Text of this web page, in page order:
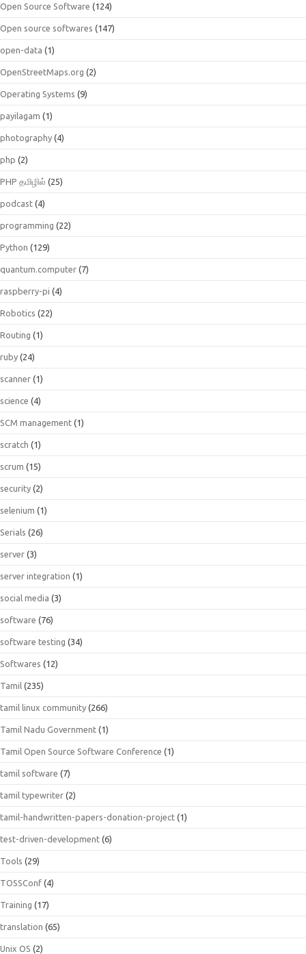
Open Source Software (124)
Open source softwares (147)
open-data (1)
OpenStreetMaps.org (2)
Operating Systems (9)
payilagam (1)
photography (4)
php (2)
PHP தமிழில் (25)
podcast (4)
programming (22)
Python (129)
quantum.computer (7)
raspberry-pi (4)
Robotics (22)
Routing (1)
ruby (24)
scanner (1)
science (4)
SCM management (1)
scratch (1)
scrum (15)
security (2)
selenium (1)
Serials (26)
server (3)
server integration (1)
social media (3)
software (76)
software testing (34)
Softwares (12)
Tamil (235)
tamil linux community (266)
Tamil Nadu Government (1)
Tamil Open Source Software Conference (1)
tamil software (7)
tamil typewriter (2)
tamil-handwritten-papers-donation-project (1)
test-driven-development (6)
Tools (29)
TOSSConf (4)
Training (17)
translation (65)
Unix OS (2)